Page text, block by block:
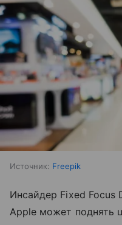
Источник: Freepik
Инсайдер Fixed Focus
Apple может поднять